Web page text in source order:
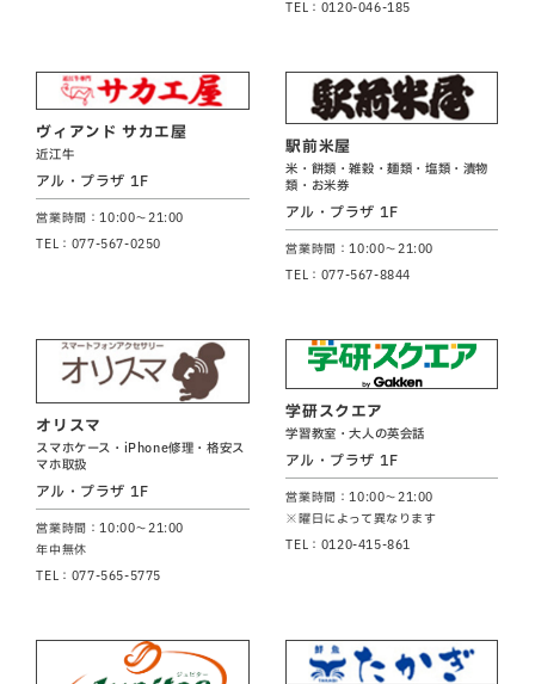
TEL：0120-046-185
ヴィアンド サカエ屋
近江牛
アル・プラザ 1F
営業時間：10:00～21:00
TEL：077-567-0250
駅前米屋
米・餅類・雑穀・麺類・塩類・漬物
類・お米券
アル・プラザ 1F
営業時間：10:00～21:00
TEL：077-567-8844
オリスマ
スマホケース・iPhone修理・格安ス
マホ取扱
アル・プラザ 1F
営業時間：10:00～21:00
年中無休
TEL：077-565-5775
学研スクエア
学習教室・大人の英会話
アル・プラザ 1F
営業時間：10:00～21:00
※曜日によって異なります
TEL：0120-415-861